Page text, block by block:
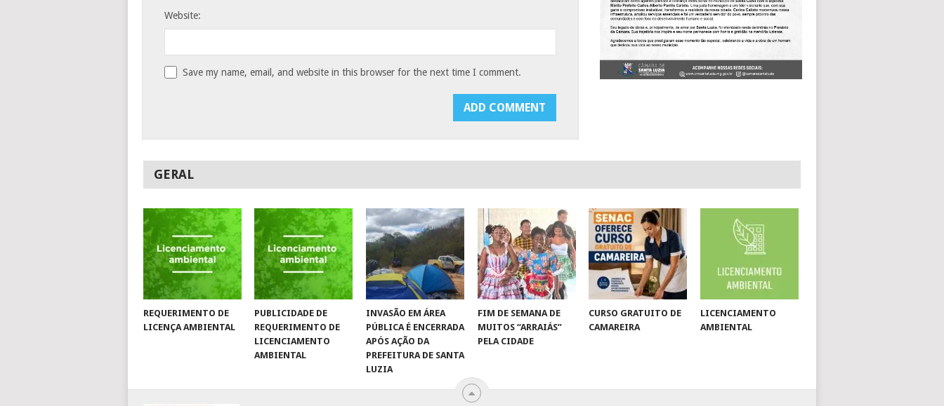
Website:
Save my name, email, and website in this browser for the next time I comment.
GERAL
REQUERIMENTO DE
LICENÇA AMBIENTAL
PUBLICIDADE DE
REQUERIMENTO DE
LICENCIAMENTO
AMBIENTAL
INVASÃO EM ÁREA
PÚBLICA É ENCERRADA
APÓS AÇÃO DA
PREFEITURA DE SANTA
LUZIA
FIM DE SEMANA DE
MUITOS “ARRAIÁS”
PELA CIDADE
CURSO GRATUITO DE
CAMAREIRA
LICENCIAMENTO
AMBIENTAL